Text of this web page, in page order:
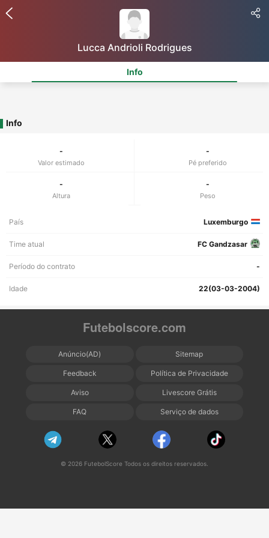
Lucca Andrioli Rodrigues
Info
Info
-
Valor estimado
-
Pé preferido
-
Altura
-
Peso
País Luxemburgo
Time atual FC Gandzasar
Período do contrato -
Idade 22(03-03-2004)
Futebolscore.com
Anúncio(AD) Sitemap
Feedback Política de Privacidade
Aviso Livescore Grátis
FAQ Serviço de dados
© 2026 FutebolScore Todos os direitos reservados.